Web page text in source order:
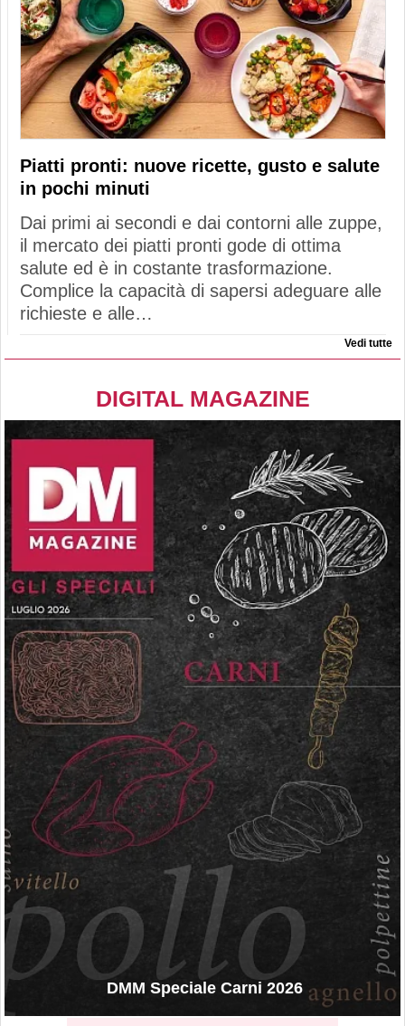
Piatti pronti: nuove ricette, gusto e salute
in pochi minuti
Dai primi ai secondi e dai contorni alle zuppe,
il mercato dei piatti pronti gode di ottima
salute ed è in costante trasformazione.
Complice la capacità di sapersi adeguare alle
richieste e alle…
Vedi tutte
DIGITAL MAGAZINE
DMM Speciale Carni 2026